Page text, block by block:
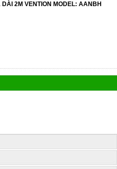
DÀI 2M VENTION MODEL: AANBH